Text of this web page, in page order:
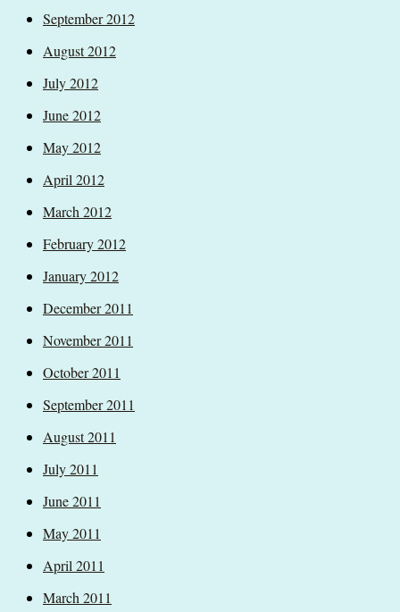
September 2012
August 2012
July 2012
June 2012
May 2012
April 2012
March 2012
February 2012
January 2012
December 2011
November 2011
October 2011
September 2011
August 2011
July 2011
June 2011
May 2011
April 2011
March 2011